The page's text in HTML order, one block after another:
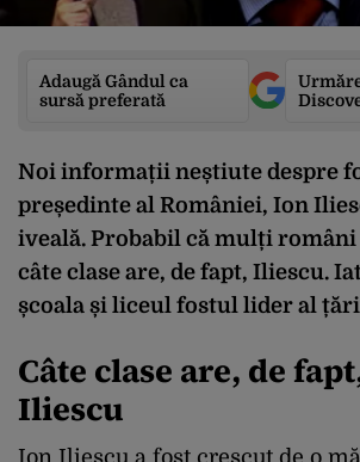
Adaugă Gândul ca
sursă preferată
Noi informații neștiute despre
președinte al României, Ion
iveală. Probabil că mulți
câte clase are, de fapt, Iliescu.
școala și liceul fostul lider al
Câte clase are, de
Iliescu
Ion Iliescu a fost crescut de o